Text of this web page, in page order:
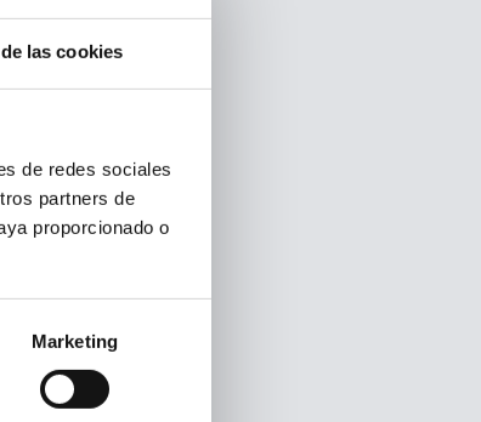
las cookies
de redes sociales
partners de
proporcionado o
Marketing